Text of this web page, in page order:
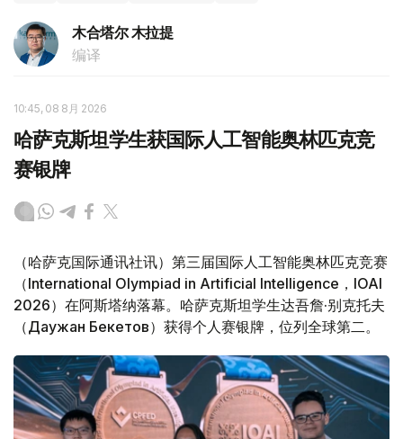
木合塔尔 木拉提
编译
10:45, 08 8月 2026
哈萨克斯坦学生获国际人工智能奥林匹克竞
赛银牌
（哈萨克国际通讯社讯）第三届国际人工智能奥林匹克竞赛
（International Olympiad in Artificial Intelligence，IOAI
2026）在阿斯塔纳落幕。哈萨克斯坦学生达吾詹·别克托夫
（Даужан Бекетов）获得个人赛银牌，位列全球第二。